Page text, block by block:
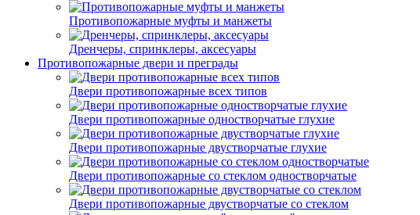
Противопожарные муфты и манжеты
Дренчеры, спринклеры, аксесуары
Противопожарные двери и преграды
Двери противопожарные всех типов
Двери противопожарные одностворчатые глухие
Двери противопожарные двустворчатые глухие
Двери противопожарные со стеклом одностворчатые
Двери противопожарные двустворчатые со стеклом